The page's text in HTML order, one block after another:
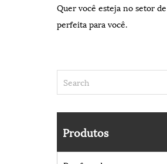
Quer você esteja no setor
perfeita para você.
Produtos